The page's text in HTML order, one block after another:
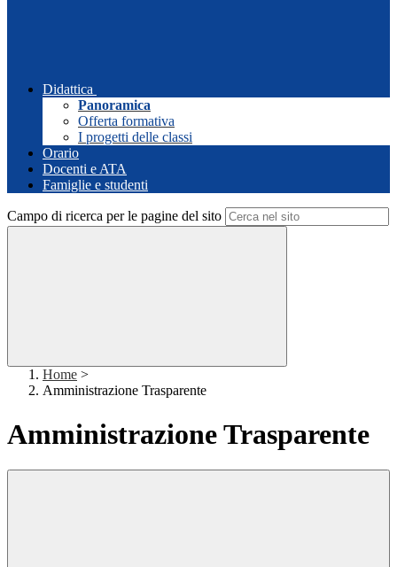
Didattica
Panoramica
Offerta formativa
I progetti delle classi
Orario
Docenti e ATA
Famiglie e studenti
Campo di ricerca per le pagine del sito
Home >
Amministrazione Trasparente
Amministrazione Trasparente